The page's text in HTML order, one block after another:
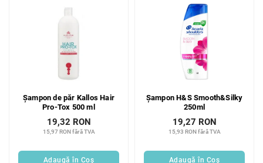
Șampon de păr Kallos Hair
Pro-Tox 500 ml
15,97 RON fără TVA
19,32 RON
Adaugă în Coş
Șampon H&S Smooth&Silky
250ml
15,93 RON fără TVA
19,27 RON
Adaugă în Coş